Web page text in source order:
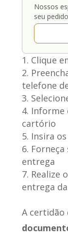
Nossos
seu
Clique
telefone
Informe
cartório
Insira
entrega
Realize
entrega
A certidão